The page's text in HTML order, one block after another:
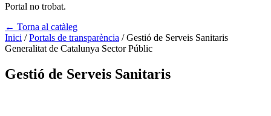
Portal no trobat.
← Torna al catàleg
Inici / Portals de transparència / Gestió de Serveis Sanitaris
Generalitat de Catalunya Sector Públic
Gestió de Serveis Sanitaris